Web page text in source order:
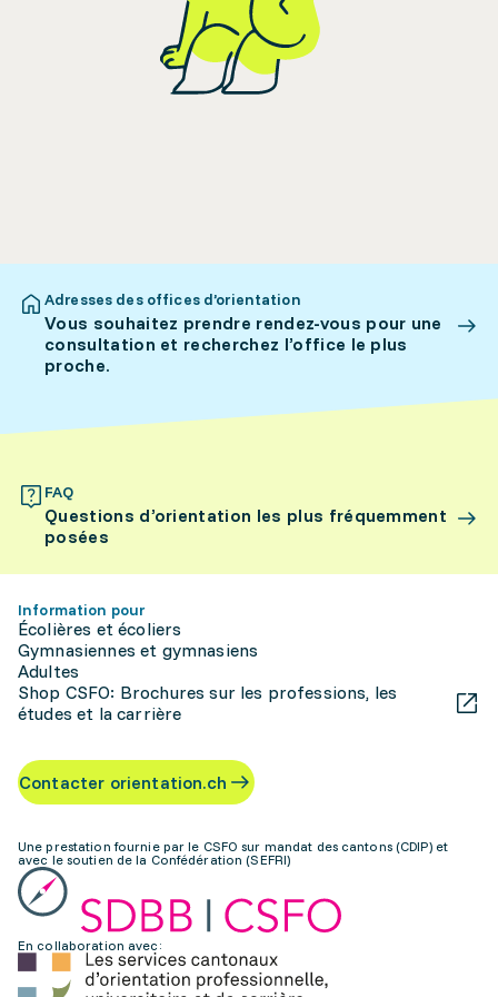
Adresses des offices d’orientation
Vous souhaitez prendre rendez-vous pour une
consultation et recherchez l’office le plus
proche.
FAQ
Questions d’orientation les plus fréquemment
posées
Information pour
Écolières et écoliers
Gymnasiennes et gymnasiens
Adultes
Shop CSFO: Brochures sur les professions, les
études et la carrière
Contacter orientation.ch
Une prestation fournie par le CSFO sur mandat des cantons (CDIP) et
avec le soutien de la Confédération (SEFRI)
En collaboration avec: